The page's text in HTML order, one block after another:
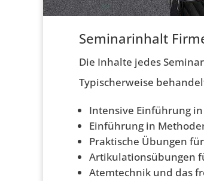
Seminarinhalt
Die Inhalte jedes
Typischerweise
Intensive Einführung
Einführung in
Praktische Übungen
Artikulationsübungen
Atemtechnik und das